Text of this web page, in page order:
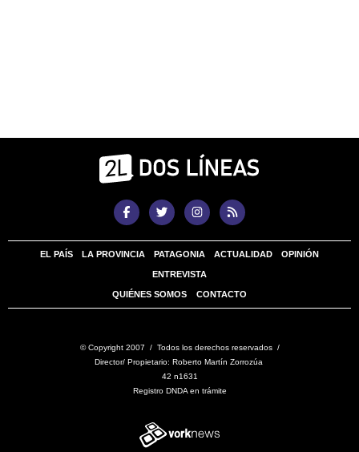
EL PAÍS LA PROVINCIA PATAGONIA ACTUALIDAD OPINIÓN
ENTREVISTA
QUIÉNES SOMOS CONTACTO
© Copyright 2007 / Todos los derechos reservados /
Director/ Propietario: Roberto Martín Zorrozúa
42 n1631
Registro DNDA en trámite